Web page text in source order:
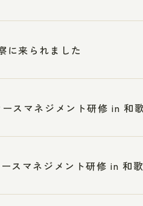
に来られました
スマネジメント研修 in 和
スマネジメント研修 in 和